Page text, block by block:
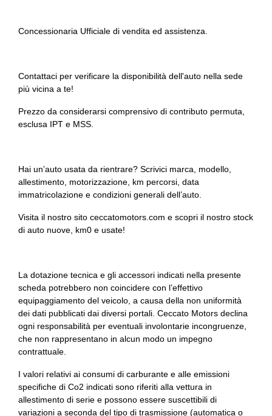
Sistema di chiamata d'emergenza
Sistema di riconoscimento stanchezza guidatore
Spoiler posteriore
Strumentazione con display m
Strumentazione digitale con display
Tappetini
Vetri scuri
Volante sportivo
Concessionaria Ufficiale di vendita ed assistenza.
Contattaci per verificare la disponibilità dell'auto nella sede
più vicina a te!
Prezzo da considerarsi comprensivo di contributo permuta,
esclusa IPT e MSS.
Hai un’auto usata da rientrare? Scrivici marca, modello,
allestimento, motorizzazione, km percorsi, data
immatricolazione e condizioni generali dell’auto.
Visita il nostro sito ceccatomotors.com e scopri il nostro stock
di auto nuove, km0 e usate!
La dotazione tecnica e gli accessori indicati nella presente
scheda potrebbero non coincidere con l’effettivo
equipaggiamento del veicolo, a causa della non uniformità
dei dati pubblicati dai diversi portali. Ceccato Motors declina
ogni responsabilità per eventuali involontarie incongruenze,
che non rappresentano in alcun modo un impegno
contrattuale.
I valori relativi ai consumi di carburante e alle emissioni
specifiche di Co2 indicati sono riferiti alla vettura in
allestimento di serie e possono essere suscettibili di
variazioni a seconda del tipo di trasmissione (automatica o